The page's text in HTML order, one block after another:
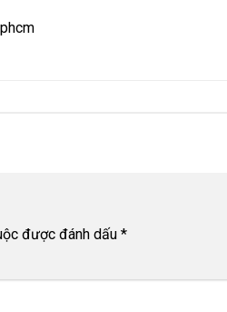
được đánh dấu *